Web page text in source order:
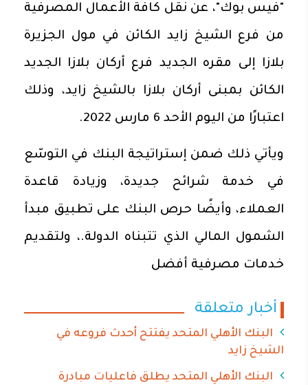
"فيس بوك"، عن نقل كافة الأعمال المصرفية
من فرع الشيخ زايد الكائن في مول الجزيرة
بلازا إلى مقره الجديد فرع أركان بلازا الجديد
الكائن بمبنى أركان بلازا بالشيخ زايد، وذلك
اعتبارًا من اليوم الأحد 6 مارس 2022.
ويأتي ذلك ضمن إستراتيجة البنك في التوسّع
في خدمة شرائح جديدة، وزيادة قاعدة
العملاء، وأيضًا حرص البنك على تطبيق مبدأ
الشمول المالي الذي تتبناه الدولة.، ولتقديم
خدمات مصرفية أفضل
أخبار متعلقة
البنك الأهلي المتحد يفتتح أحدث فروعه في
الشيخ زايد
البنك الأهلي المتحد يطلق فاعليات مبادرة